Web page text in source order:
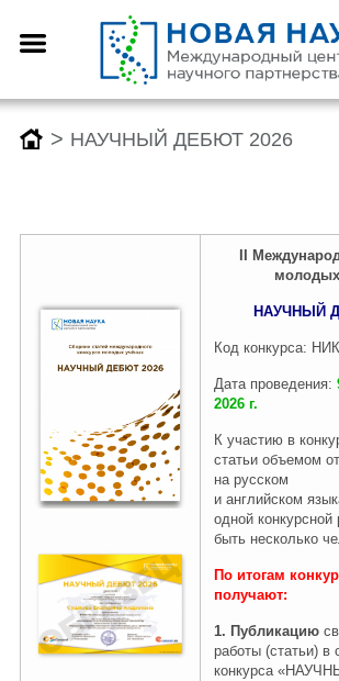
> НАУЧНЫЙ ДЕБЮТ 2026
НАУЧНЫЙ
Код конкурса:
Дата проведения:
2026 г.
К участию в
статьи объемом
на русском
и английском
одной конкурсной
быть несколько
По итогам
получают:
1. Публикацию
работы (статьи) в
конкурса